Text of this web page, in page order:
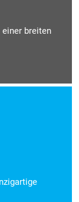
breiten